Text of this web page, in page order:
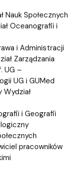
Nauk Społecznych
Oceanografii i
i Administracji
Zarządzania
UG –
UG i GUMed
i Geografii
pracowników